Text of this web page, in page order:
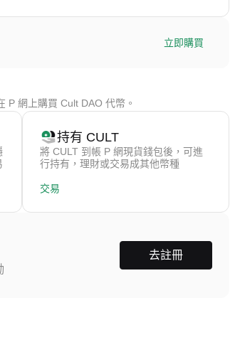
立即購買
P 網上購買 Cult DAO 代幣。
持有 CULT
將 CULT 到帳 P 網現貨錢包後，可進
行持有，理財或交易成其他幣種
交易
去註冊